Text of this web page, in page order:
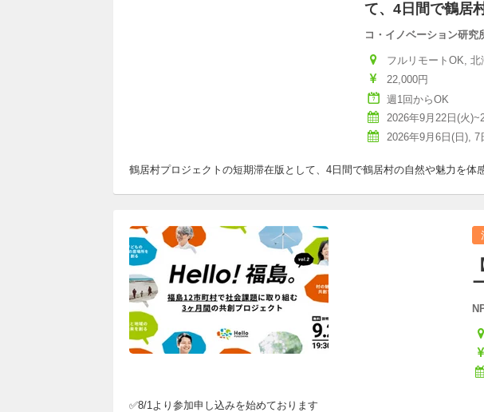
て、4日間で鶴居
コ・イノベーション研究
フルリモートOK, 北
22,000円
週1回からOK
2026年9月22日(火
2026年9月6日(日), 7
鶴居村プロジェクトの短期滞在版として、4日間で鶴居村の自然や魅力を
✅8/1より参加申し込みを始めております